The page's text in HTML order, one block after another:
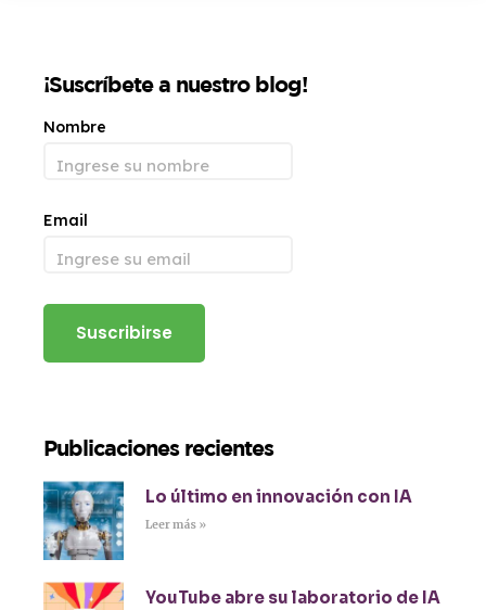
¡Suscríbete a nuestro blog!
Nombre
Email
Publicaciones recientes
Lo último en innovación con IA
Leer más »
YouTube abre su laboratorio de IA